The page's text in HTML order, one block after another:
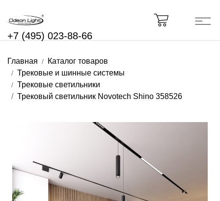
+7 (495) 023-88-66
Главная
Каталог товаров
Трековые и шинные системы
Трековые светильники
Трековый светильник Novotech Shino 358526